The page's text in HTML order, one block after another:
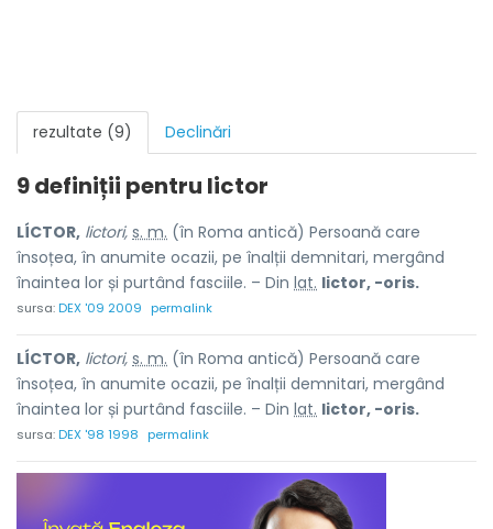
rezultate (9) Declinări
9 definiții pentru lictor
LÍCTOR, lictori, s. m. (în Roma antică) Persoană care
însoțea, în anumite ocazii, pe înalții demnitari, mergând
înaintea lor și purtând fasciile. – Din lat. lictor, -oris.
sursa:DEX '09 2009 permalink
LÍCTOR, lictori, s. m. (în Roma antică) Persoană care
însoțea, în anumite ocazii, pe înalții demnitari, mergând
înaintea lor și purtând fasciile. – Din lat. lictor, -oris.
sursa:DEX '98 1998 permalink